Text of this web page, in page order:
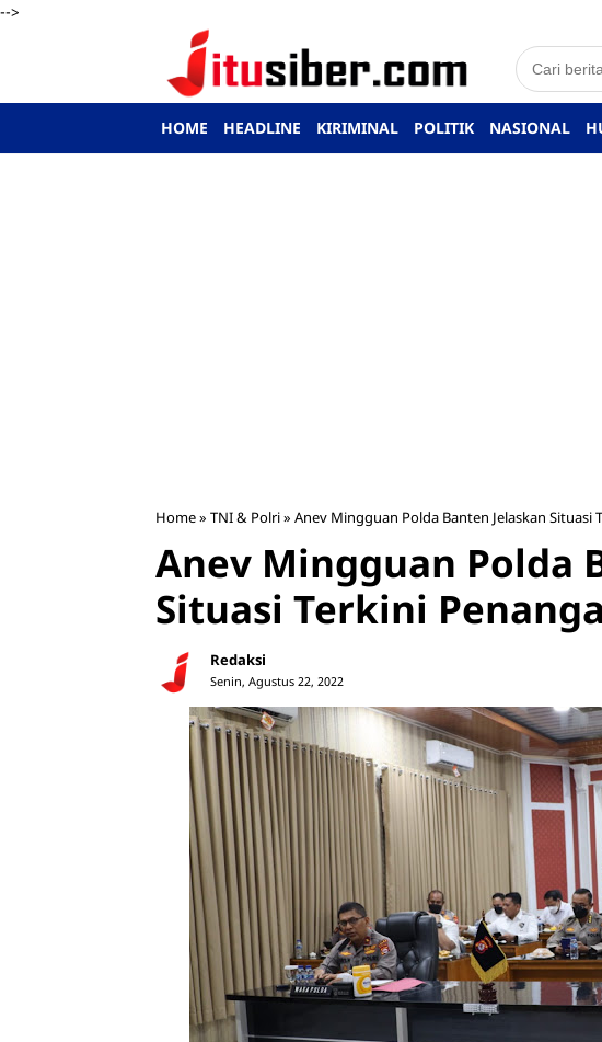
-->
HOME HEADLINE KIRIMINAL POLITIK NASIONAL
Home» TNI & Polri» Anev Mingguan Polda Banten Jelaskan Situasi
Anev Mingguan Polda
Situasi Terkini
Redaksi
Senin, Agustus 22, 2022